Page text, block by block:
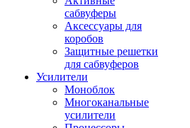
сабвуферы
Аксессуары для
коробов
Защитные решетки
для сабвуферов
Усилители
Моноблок
Многоканальные
усилители